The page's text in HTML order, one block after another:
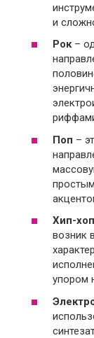
и
Рок–
Поп –
Хип-хоп
возник
упором